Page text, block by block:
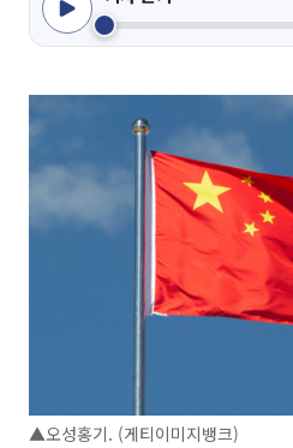
▲오성홍기. (게티이미지뱅크)